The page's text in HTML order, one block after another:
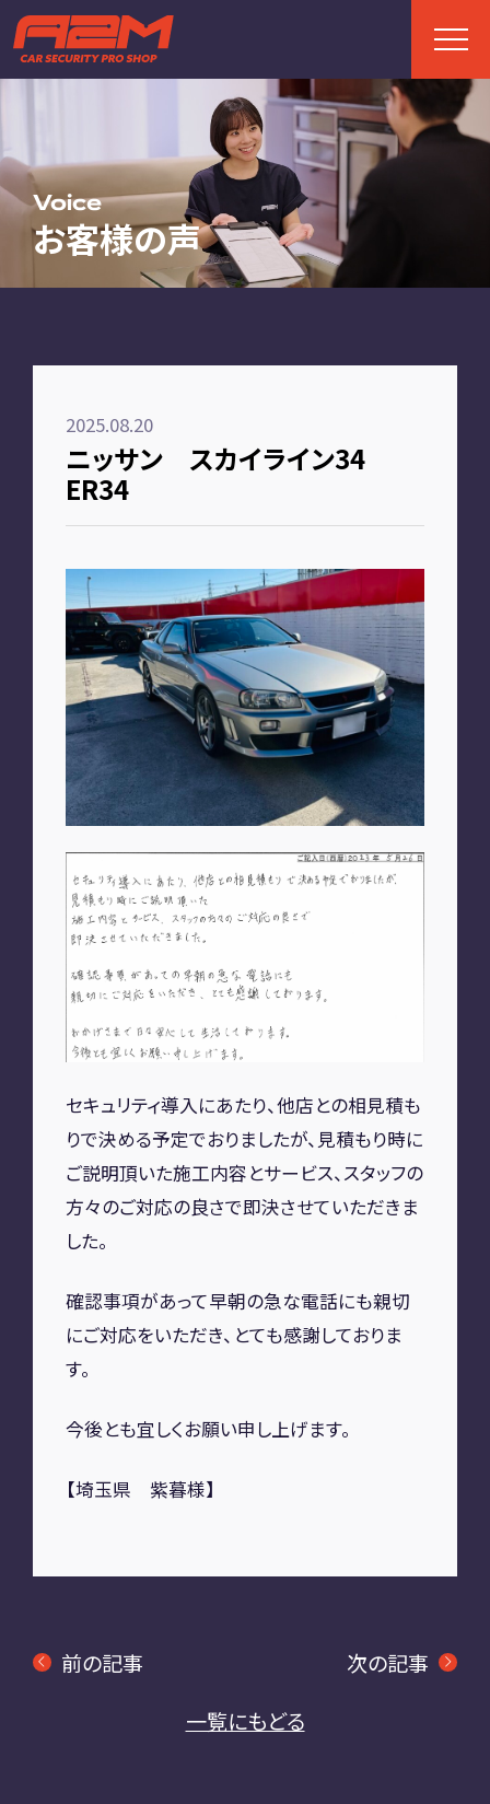
Voice
お客様の声
2025.08.20
ニッサン スカイライン34
ER34
セキュリティ導入にあたり、他店との相見積も
りで決める予定でおりましたが、見積もり時に
ご説明頂いた施工内容とサービス、スタッフの
方々のご対応の良さで即決させていただきま
した。
確認事項があって早朝の急な電話にも親切
にご対応をいただき、とても感謝しておりま
す。
今後とも宜しくお願い申し上げます。
【埼玉県 紫暮様】
前の記事
一覧にもどる
次の記事
TOP
ABOUT
A2Mについて
FAQ
お客様の声
お知らせ
PLAN
車種別プラン
SHOP
A2M 本店
A2M 仙台
A2M 宇都宮
A2M 愛知
A2M USC
アップデート
A2M 横浜
CONTACT
お問い合わせ
RECRUIT